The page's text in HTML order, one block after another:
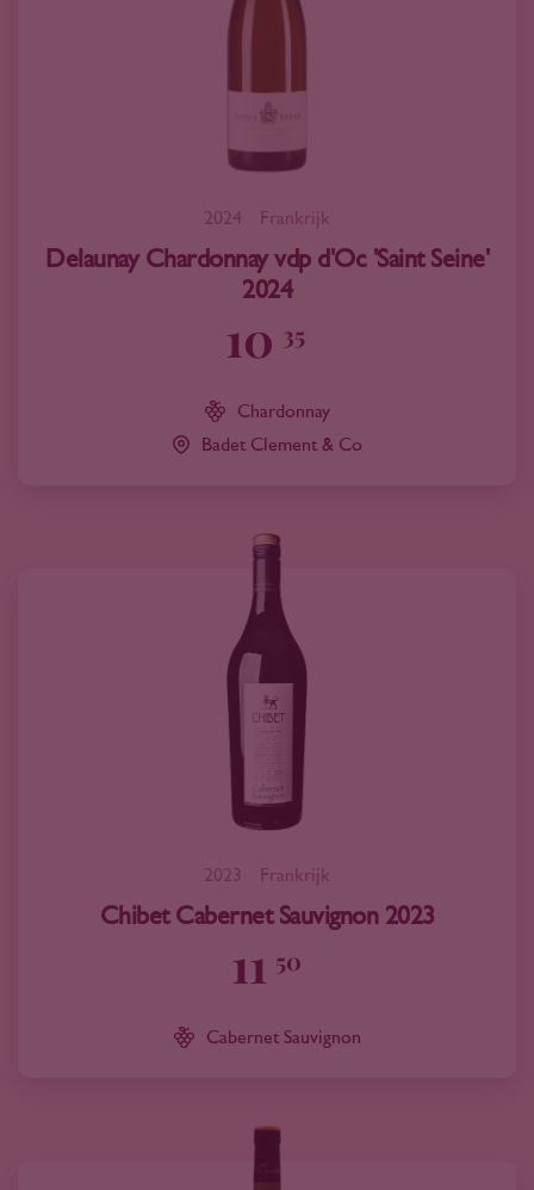
2024 Frankrijk
Delaunay Chardonnay vdp d'Oc 'Saint Seine'
2024
10 35
Chardonnay
Badet Clement & Co
2023 Frankrijk
Chibet Cabernet Sauvignon 2023
11 50
Cabernet Sauvignon